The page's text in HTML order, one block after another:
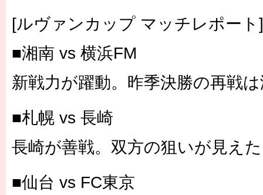
[ルヴァンカップ マッチレポート]
■湘南 vs 横浜FM
新戦力が躍動。昨季決勝の再戦
■札幌 vs 長崎
長崎が善戦。双方の狙いが見え
■仙台 vs FC東京